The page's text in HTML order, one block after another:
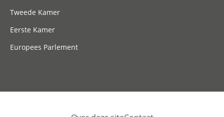
Tweede Kamer
Eerste Kamer
Europees Parlement